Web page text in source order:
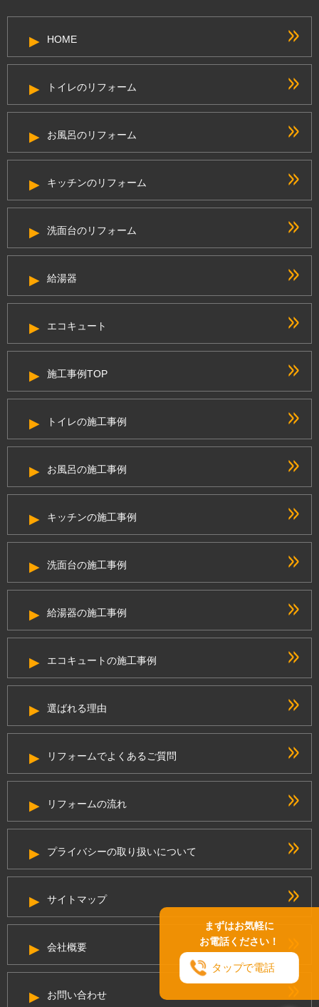
まずはお気軽に
お電話ください！
タップで電話
HOME
トイレのリフォーム
お風呂のリフォーム
キッチンのリフォーム
洗面台のリフォーム
給湯器
エコキュート
施工事例TOP
トイレの施工事例
お風呂の施工事例
キッチンの施工事例
洗面台の施工事例
給湯器の施工事例
エコキュートの施工事例
選ばれる理由
リフォームでよくあるご質問
リフォームの流れ
プライバシーの取り扱いについて
サイトマップ
会社概要
お問い合わせ